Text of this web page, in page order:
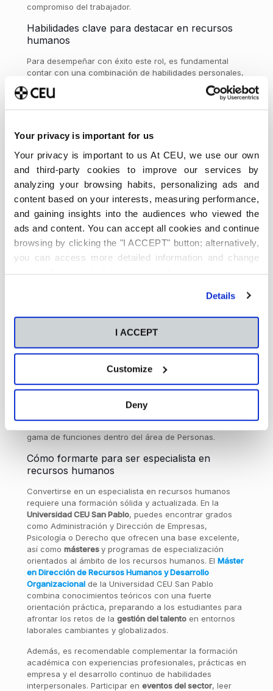
Your privacy is important for us
Your privacy is important to us At CEU, we use our own
and third-party cookies to improve our services by
analyzing your browsing habits, personalizing ads and
content based on your interests, measuring performance,
and gaining insights into the audiences who viewed the
ads and content. You can accept all cookies and continue
browsing by clicking the "I ACCEPT" button; alternatively,
you can access more detailed information and change
Details
I ACCEPT
Customize
Deny
compromiso del trabajador.
Habilidades clave para destacar en recursos
humanos
Para desempeñar con éxito este rol, es fundamental
contar con una combinación de habilidades personales,
crear confianza, mediar en situaciones complejas y
transmitir mensajes de forma clara y respetuosa.
Capacidad de análisis y toma de decisiones:Evaluar
datos, identificar patrones y anticipar necesidades
son habilidades clave para desarrollar estrategias
efectivas. Esto incluye interpretar métricas de
desempeño, índices de rotación o resultados de
encuestas de clima laboral.
Dominio de herramientas digitales y software de
RRHH:El uso de tecnologías como sistemas de
transformación digital es esencial para un
¿Dónde trabaja un especialista en RRHH?
Los especialistas en recursos humanos tienen cabida en
todo tipo de organizaciones: empresas privadas,
También pueden trabajar en consultoras especializadas
en gestión de talento o como profesionales
gama de funciones dentro del área de Personas.
Cómo formarte para ser especialista en
recursos humanos
Convertirse en un especialista en recursos humanos
requiere una formación sólida y actualizada. En la
Universidad CEU San Pablo, puedes encontrar grados
como Administración y Dirección de Empresas,
Psicología o Derecho que ofrecen una base excelente,
así como másteresy programas de especialización
orientados al ámbito de los recursos humanos. El Máster
en Dirección de Recursos Humanos y Desarrollo
Organizacionalde la Universidad CEU San Pablo
combina conocimientos teóricos con una fuerte
orientación práctica, preparando a los estudiantes para
afrontar los retos de la gestión del talentoen entornos
laborales cambiantes y globalizados.
Además, es recomendable complementar la formación
académica con experiencias profesionales, prácticas en
empresa y el desarrollo continuo de habilidades
interpersonales. Participar en eventos del sector, leer